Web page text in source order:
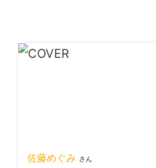
佐藤めぐみ さん